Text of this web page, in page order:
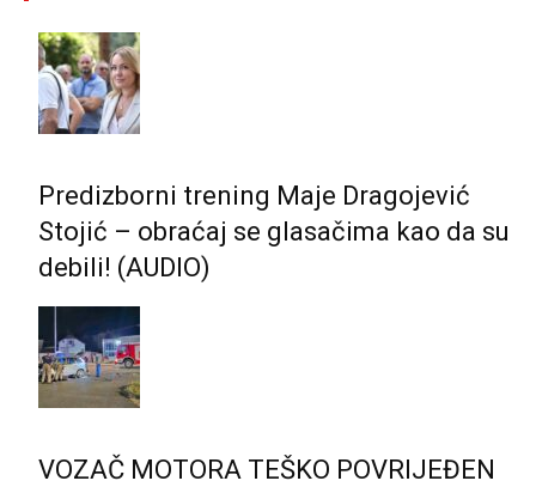
Predizborni trening Maje Dragojević
Stojić – obraćaj se glasačima kao da su
debili! (AUDIO)
VOZAČ MOTORA TEŠKO POVRIJEĐEN